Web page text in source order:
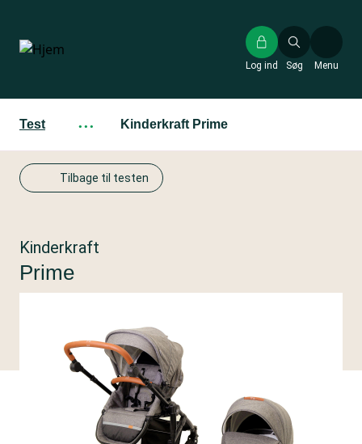
hovedindhold
Søg
Log ind Menu
Test ··· Kinderkraft Prime
Tilbage til testen
Kinderkraft
Prime